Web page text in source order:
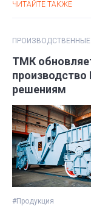
ЧИТАЙТЕ ТАКЖЕ
ПРОИЗВОДСТВЕННЫЕ
ТМК
решениям
#Продукция